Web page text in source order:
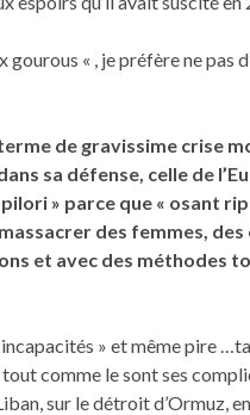
« , je préfère ne pas
de gravissime crise
sa défense, celle de
» parce que « osant
des femmes,
et avec des méthodes
» et même pire
comme le sont ses
sur le détroit d’Ormuz,